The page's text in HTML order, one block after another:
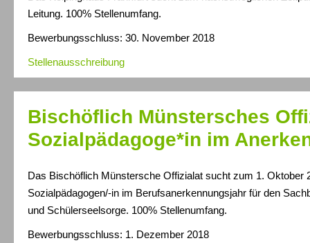
Leitung. 100% Stellenumfang.
Bewerbungsschluss: 30. November 2018
Stellenausschreibung
Bischöflich Münstersches
Sozialpädagoge*in im
Das Bischöflich Münstersche Offizialat sucht zum 1. Oktober
Sozialpädagogen/-in im Berufsanerkennungsjahr für den
und Schülerseelsorge. 100% Stellenumfang.
Bewerbungsschluss: 1. Dezember 2018